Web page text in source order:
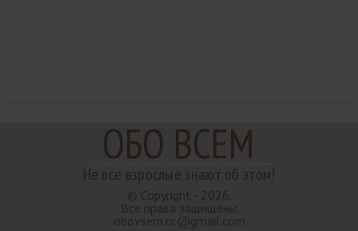
ОБО ВСЕМ
Не все взрослые знают об этом!
© Copyright - 2026.
Все права защищены
obovsem.cc@gmail.com